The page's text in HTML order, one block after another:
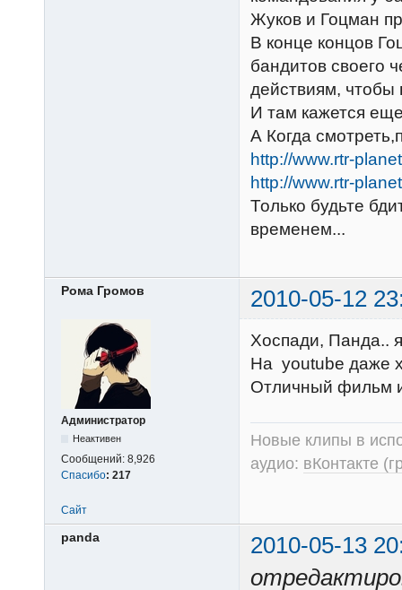
Жуков и Гоцман
В конце концов
бандитов своего
действиям, чтобы
И там кажется
А Когда
http://www.rtr-
http://www.rtr-
Только будьте
временем...
Рома Громов 2010-05-12
Администратор
Неактивен
Сообщений: 8,926
Спасибо: 217
Хоспади, Панда..
На youtube даже
Отличный фильм
Новые клипы в
аудио: вКонтакте
Сайт
panda
2010-05-13